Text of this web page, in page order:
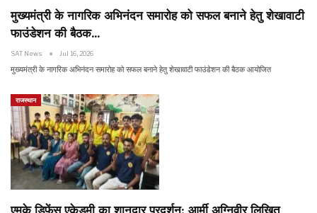
मुख्यमंत्री के नागरिक अभिनंदन समारोह को सफल बनाने हेतु शेखावाटी
फाउंडेशन की बैठक…
SAT News Jul 16, 2026
मुख्यमंत्री के नागरिक अभिनंदन समारोह को सफल बनाने हेतु शेखावाटी फाउंडेशन की बैठक आयोजित
राजस्थान